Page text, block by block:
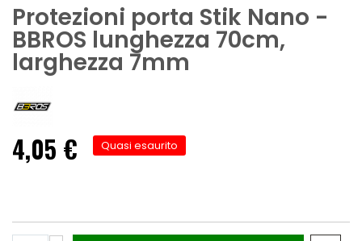
Protezioni porta Stik Nano -
BBROS lunghezza 70cm,
larghezza 7mm
4,05 € Quasi esaurito